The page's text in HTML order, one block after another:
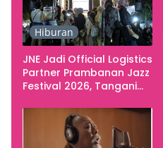
Hiburan
JNE Jadi Official Logistics
Partner Prambanan Jazz
Festival 2026, Tangani
Kebutuhan Konser